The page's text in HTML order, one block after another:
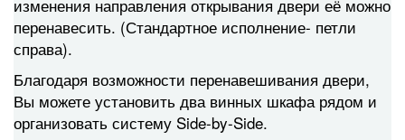
изменения направления открывания двери её можно
перенавесить. (Стандартное исполнение- петли
справа).
Благодаря возможности перенавешивания двери,
Вы можете установить два винных шкафа рядом и
организовать систему Side-by-Side.